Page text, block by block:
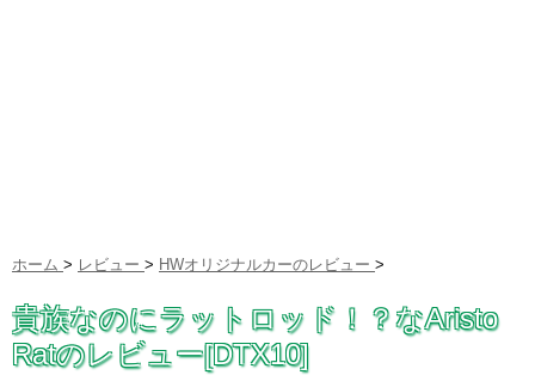
ホーム > レビュー > HWオリジナルカーのレビュー >
貴族なのにラットロッド！？なAristo
Ratのレビュー[DTX10]